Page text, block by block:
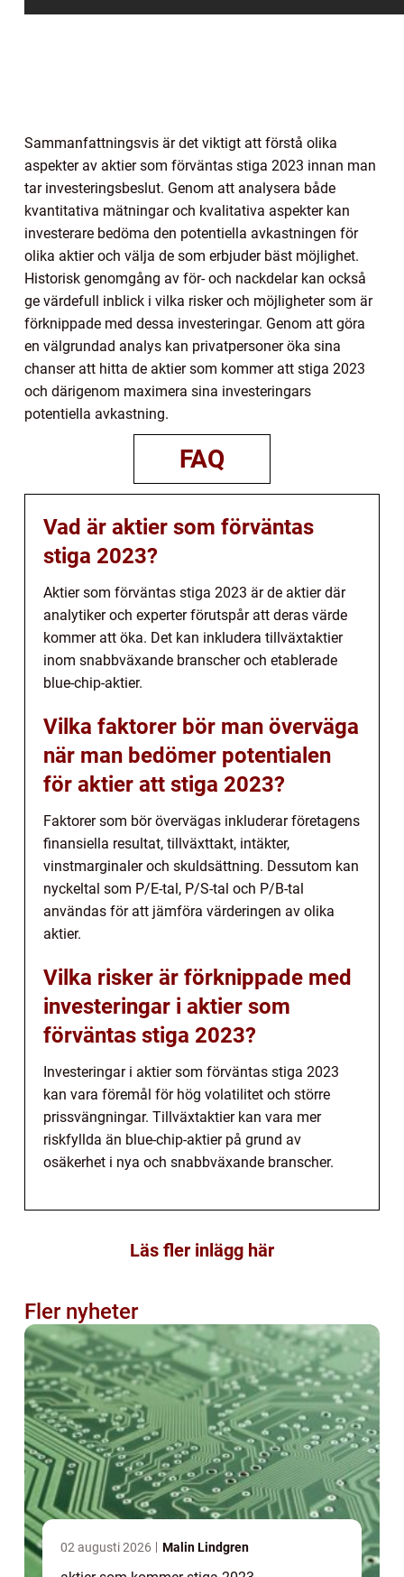
Sammanfattningsvis är det viktigt att förstå olika
aspekter av aktier som förväntas stiga 2023 innan man
tar investeringsbeslut. Genom att analysera både
kvantitativa mätningar och kvalitativa aspekter kan
investerare bedöma den potentiella avkastningen för
olika aktier och välja de som erbjuder bäst möjlighet.
Historisk genomgång av för- och nackdelar kan också
ge värdefull inblick i vilka risker och möjligheter som är
förknippade med dessa investeringar. Genom att göra
en välgrundad analys kan privatpersoner öka sina
chanser att hitta de aktier som kommer att stiga 2023
och därigenom maximera sina investeringars
potentiella avkastning.
FAQ
Vad är aktier som förväntas
stiga 2023?
Aktier som förväntas stiga 2023 är de aktier där
analytiker och experter förutspår att deras värde
kommer att öka. Det kan inkludera tillväxtaktier
inom snabbväxande branscher och etablerade
blue-chip-aktier.
Vilka faktorer bör man överväga
när man bedömer potentialen
för aktier att stiga 2023?
Faktorer som bör övervägas inkluderar företagens
finansiella resultat, tillväxttakt, intäkter,
vinstmarginaler och skuldsättning. Dessutom kan
nyckeltal som P/E-tal, P/S-tal och P/B-tal
användas för att jämföra värderingen av olika
aktier.
Vilka risker är förknippade med
investeringar i aktier som
förväntas stiga 2023?
Investeringar i aktier som förväntas stiga 2023
kan vara föremål för hög volatilitet och större
prissvängningar. Tillväxtaktier kan vara mer
riskfyllda än blue-chip-aktier på grund av
osäkerhet i nya och snabbväxande branscher.
Läs fler inlägg här
Fler nyheter
02 augusti 2026 Malin Lindgren